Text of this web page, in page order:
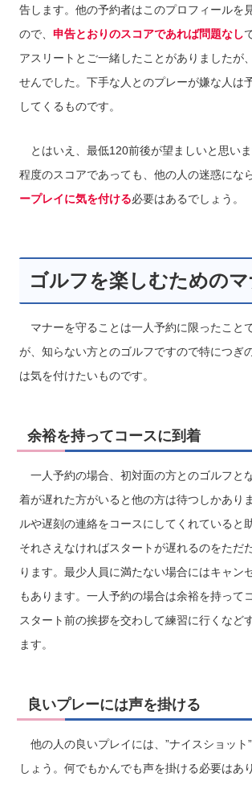
告します。他の予約者はこのプロフィールを
ので、 申告とおりのスコアであれば問題なし
アスリートとご一緒したことがありましたが
せんでした。下手な人とのプレーが嫌な人は
してくるものです。
とはいえ、最低120前後が望ましいと思い
程度のスコアであっても、他の人の迷惑にな
ープレイに気を付ける必要はあるでしょう。
ゴルフを楽しむための
マナーを守ることは一人予約に限ったこと
が、知らない方とのゴルフですので特につぎ
は気を付けたいものです。
余裕を持ってコースに到着
一人予約の場合、初対面の方とのゴルフと
着が遅れた方がいると他の方は待つしかあり
ルや遅刻の連絡をコースにしてくれていると
それさえなければスタートが遅れるのをただ
ります。最少人員に満たない場合にはキャン
もあります。一人予約の場合は余裕を持って
スタート前の挨拶を交わして練習に行くなど
ます。
良いプレーには声を掛ける
他の人の良いプレイには、”ナイスショット
しょう。何でもかんでも声を掛ける必要はあ